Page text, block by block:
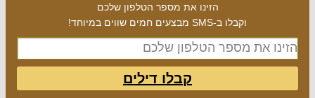
הזינו את מספר הטלפון שלכם
וקבלו ב-SMS מבצעים חמים שווים במיוחד!
קבלו דילים